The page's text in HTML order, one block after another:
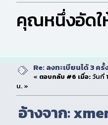
คุณหนึ่งอัดใ
Re: ลงทะเบียนได้ 3 ค
« ตอบกลับ #6 เมื่อ:วันที่
น. »
อ้างจาก: